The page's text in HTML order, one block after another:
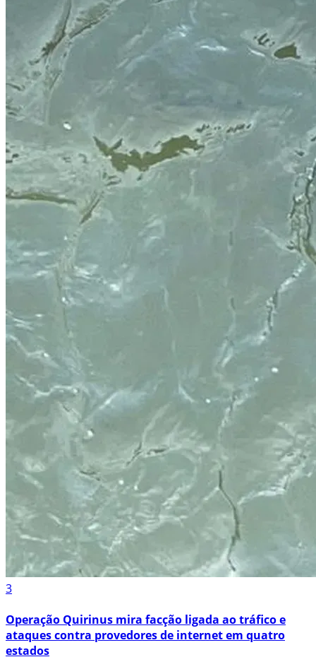
3
Operação Quirinus mira facção ligada ao tráfico e
ataques contra provedores de internet em quatro
estados